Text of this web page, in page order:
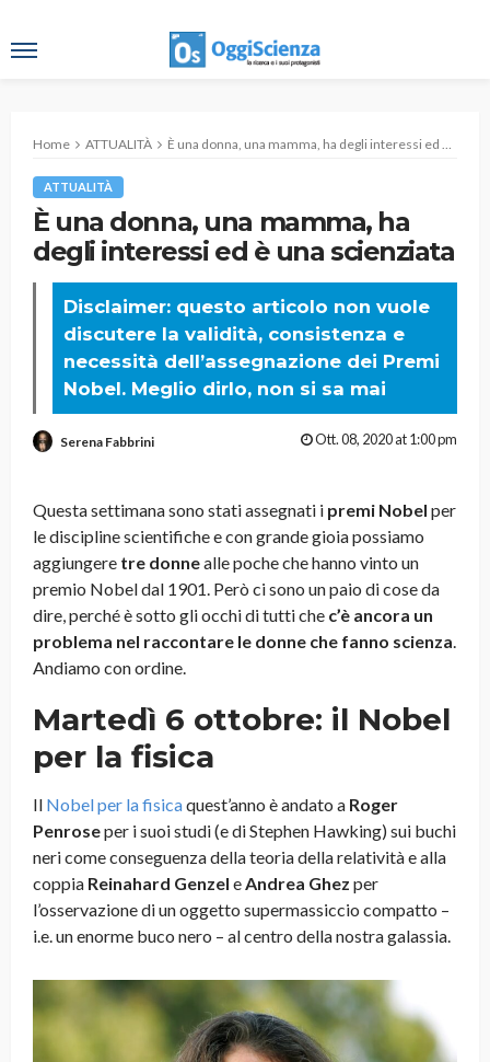
Home ATTUALITÀ È una donna, una mamma, ha degli interessi ed è una scienziata
ATTUALITÀ
È una donna, una mamma, ha
degli interessi ed è una scienziata
Disclaimer: questo articolo non vuole
discutere la validità, consistenza e
necessità dell’assegnazione dei Premi
Nobel. Meglio dirlo, non si sa mai
Serena Fabbrini Ott. 08, 2020 at 1:00 pm
Questa settimana sono stati assegnati i premi Nobel per
le discipline scientifiche e con grande gioia possiamo
aggiungere tre donnealle poche che hanno vinto un
premio Nobel dal 1901. Però ci sono un paio di cose da
dire, perché è sotto gli occhi di tutti che c’è ancora un
problema nel raccontare le donne che fanno scienza.
Andiamo con ordine.
Martedì 6 ottobre: il Nobel
per la fisica
Il Nobel per la fisicaquest’anno è andato a Roger
Penroseper i suoi studi (e di Stephen Hawking) sui buchi
neri come conseguenza della teoria della relatività e alla
coppia Reinahard Genzel eAndrea Ghez per
l’osservazione di un oggetto supermassiccio compatto –
i.e. un enorme buco nero – al centro della nostra galassia.